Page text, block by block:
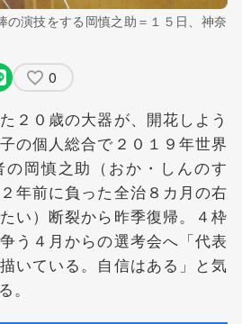
演技をする岡慎之助＝１５日、神奈
0
２０歳の大器が、開花しよう
の個人総合で２０１９年世界
岡慎之助（おか・しんのす
年前に負った全治８カ月の右
い）断裂から昨季復帰。４枠
う４月からの選考会へ「代表
いている。自信はある」と気